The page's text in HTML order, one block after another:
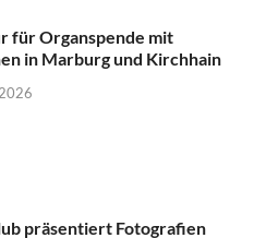
für Organspende mit
in Marburg und Kirchhain
präsentiert Fotografien